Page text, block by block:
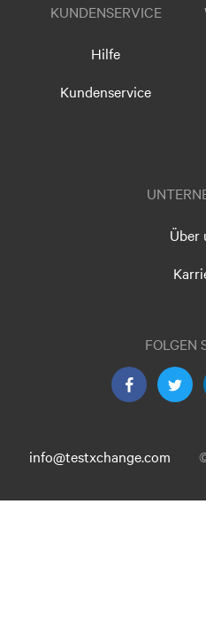
KUNDENSERVICE
Hilfe
Kundenservice
Über
FOLGEN
info@testxchange.com